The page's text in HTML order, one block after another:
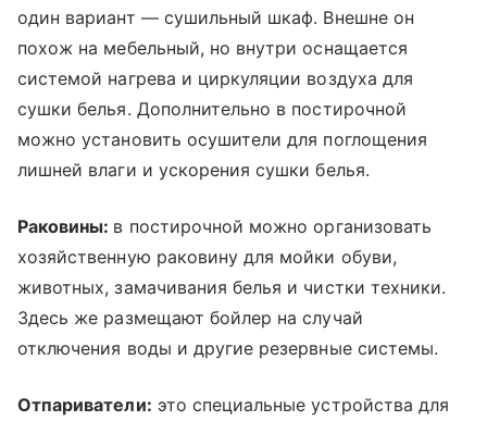
один вариант — сушильный шкаф. Внешне он
похож на мебельный, но внутри оснащается
системой нагрева и циркуляции воздуха для
сушки белья. Дополнительно в постирочной
можно установить осушители для поглощения
лишней влаги и ускорения сушки белья.
Раковины: в постирочной можно организовать
хозяйственную раковину для мойки обуви,
животных, замачивания белья и чистки техники.
Здесь же размещают бойлер на случай
отключения воды и другие резервные системы.
Отпариватели: это специальные устройства для